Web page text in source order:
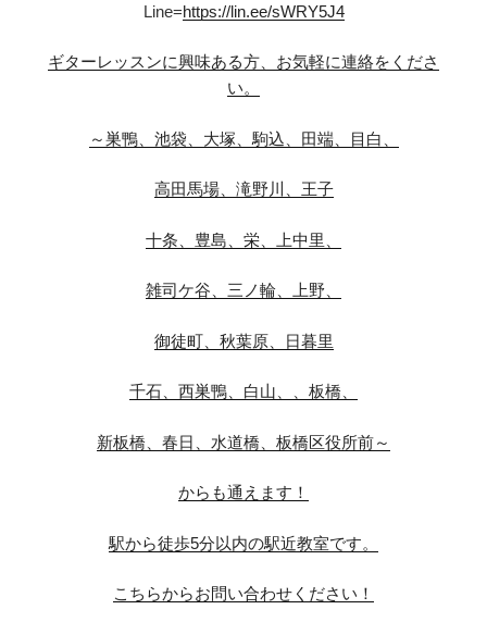
Line=https://lin.ee/sWRY5J4
ギターレッスンに興味ある方、お気軽に連絡をくださ
い。
～巣鴨、池袋、大塚、駒込、田端、目白、
高田馬場、滝野川、王子
十条、豊島、栄、上中里、
雑司ケ谷、三ノ輪、上野、
御徒町、秋葉原、日暮里
千石、西巣鴨、白山、、板橋、
新板橋、春日、水道橋、板橋区役所前～
からも通えます！
駅から徒歩5分以内の駅近教室です。
こちらからお問い合わせください！